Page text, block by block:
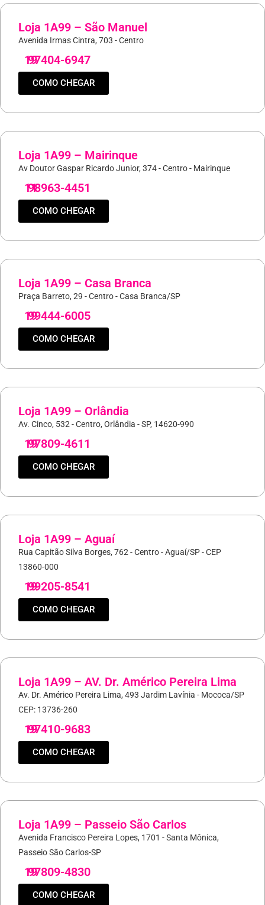
Loja 1A99 – São Manuel
Avenida Irmas Cintra, 703 - Centro
19
97404-6947
COMO CHEGAR
Loja 1A99 – Mairinque
Av Doutor Gaspar Ricardo Junior, 374 - Centro - Mairinque
11
98963-4451
COMO CHEGAR
Loja 1A99 – Casa Branca
Praça Barreto, 29 - Centro - Casa Branca/SP
19
99444-6005
COMO CHEGAR
Loja 1A99 – Orlândia
Av. Cinco, 532 - Centro, Orlândia - SP, 14620-990
19
97809-4611
COMO CHEGAR
Loja 1A99 – Aguaí
Rua Capitão Silva Borges, 762 - Centro - Aguaí/SP - CEP
13860-000
19
99205-8541
COMO CHEGAR
Loja 1A99 – AV. Dr. Américo Pereira Lima
Av. Dr. Américo Pereira Lima, 493 Jardim Lavínia - Mococa/SP
CEP: 13736-260
19
97410-9683
COMO CHEGAR
Loja 1A99 – Passeio São Carlos
Avenida Francisco Pereira Lopes, 1701 - Santa Mônica,
Passeio São Carlos-SP
19
97809-4830
COMO CHEGAR